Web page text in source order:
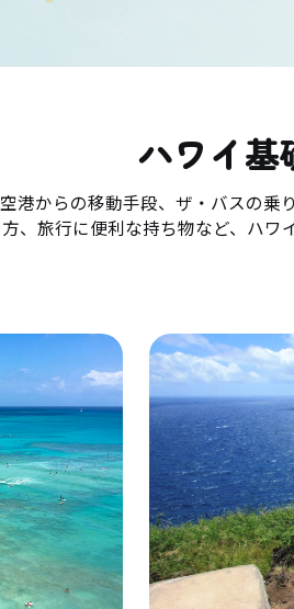
ハワイ基
空港からの移動手段、ザ・バスの乗
方、旅行に便利な持ち物など、ハワ